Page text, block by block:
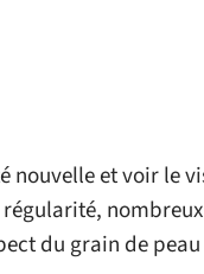
nouvelle et voir le
du grain de